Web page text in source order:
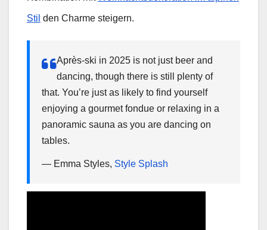
Stil den Charme steigern.
Après-ski in 2025 is not just beer and
dancing, though there is still plenty of
that. You’re just as likely to find yourself
enjoying a gourmet fondue or relaxing in a
panoramic sauna as you are dancing on
tables.
— Emma Styles, Style Splash